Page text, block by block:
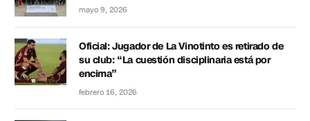
mayo 9, 2026
Oficial: Jugador de La Vinotinto es retirado de
su club: “La cuestión disciplinaria está por
encima”
febrero 16, 2026